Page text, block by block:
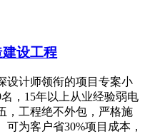
设工程
设计师领衔的项目专案小
，15年以上从业经验弱电
，工程绝不外包，严格施
为客户省30%项目成本，